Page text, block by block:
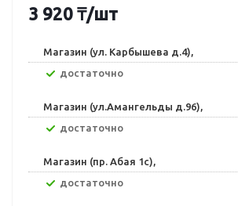
3 920 ₸/шт
Магазин (ул. Карбышева д.4),
Достаточно
Магазин (ул.Амангельды д.96),
Достаточно
Магазин (пр. Абая 1с),
Достаточно